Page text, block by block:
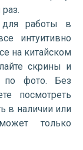
для работы в
интуитивно
на китайском
скрины и
по фото. Без
посмотреть
в наличии или
только